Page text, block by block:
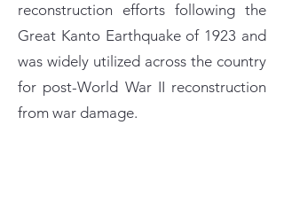
reconstruction efforts following the
Great Kanto Earthquake of 1923 and
was widely utilized across the country
for post-World War II reconstruction
from war damage.